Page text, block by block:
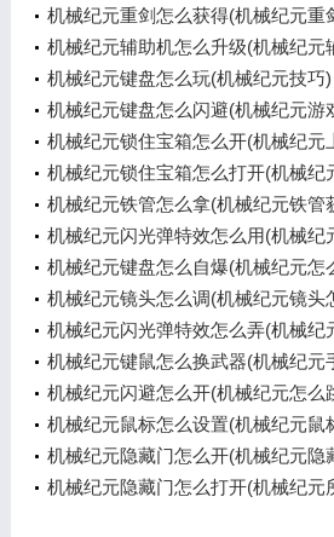
机械纪元重剑怎么获得(机械纪元重
机械纪元辅助机怎么升级(机械纪元
机械纪元键盘怎么玩(机械纪元技巧)
机械纪元键盘怎么闪避(机械纪元游
机械纪元锁住宝箱怎么开(机械纪元
开)
机械纪元锁住宝箱怎么打开(机械纪
机械纪元铁管怎么拿(机械纪元铁管
机械纪元闪光弹特效怎么用(机械纪
用不了)
机械纪元键盘怎么自爆(机械纪元怎
机械纪元镜头怎么调(机械纪元镜头
机械纪元闪光弹特效怎么弄(机械纪
机械纪元键鼠怎么换武器(机械纪元
机械纪元闪避怎么开(机械纪元怎么
机械纪元鼠标怎么设置(机械纪元鼠
机械纪元隐藏门怎么开(机械纪元隐
机械纪元隐藏门怎么打开(机械纪元